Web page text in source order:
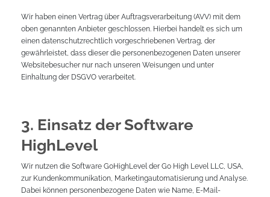
Wir haben einen Vertrag über Auftragsverarbeitung (AVV) mit dem
oben genannten Anbieter geschlossen. Hierbei handelt es sich um
einen datenschutzrechtlich vorgeschriebenen Vertrag, der
gewährleistet, dass dieser die personenbezogenen Daten unserer
Websitebesucher nur nach unseren Weisungen und unter
Einhaltung der DSGVO verarbeitet.
3. Einsatz der Software
HighLevel
Wir nutzen die Software GoHighLevel der Go High Level LLC, USA,
zur Kundenkommunikation, Marketingautomatisierung und Analyse.
Dabei können personenbezogene Daten wie Name, E-Mail-